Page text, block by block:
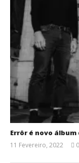
Errôr é novo
11 Fevereiro, 2022
0